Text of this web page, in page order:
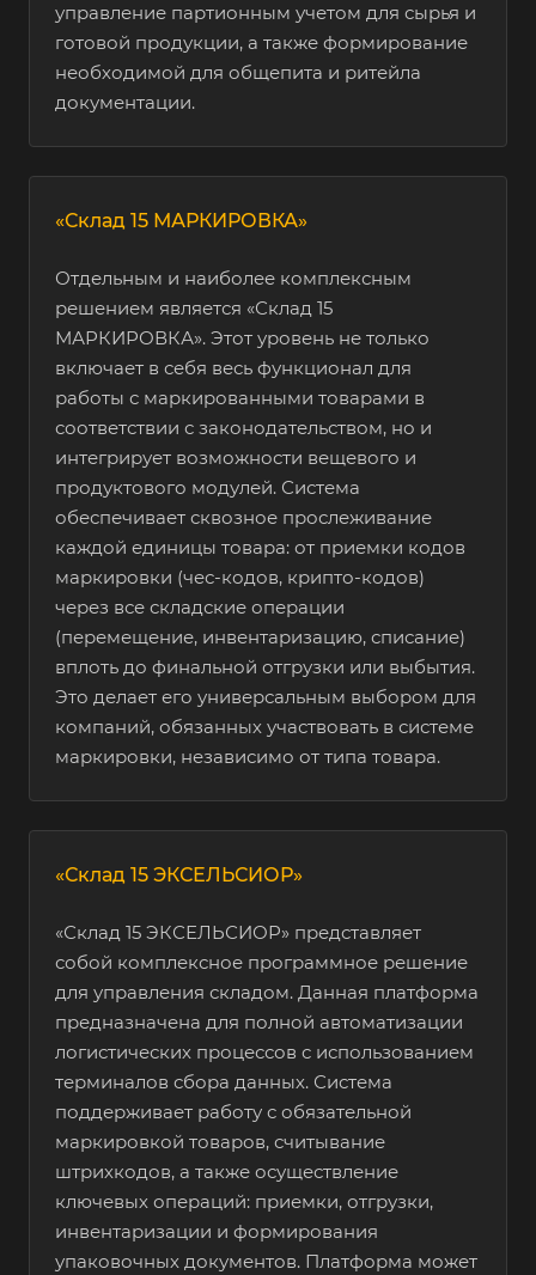
управление партионным учетом для сырья и
готовой продукции, а также формирование
необходимой для общепита и ритейла
документации.
«Склад 15 МАРКИРОВКА»
Отдельным и наиболее комплексным
решением является «Склад 15
МАРКИРОВКА». Этот уровень не только
включает в себя весь функционал для
работы с маркированными товарами в
соответствии с законодательством, но и
интегрирует возможности вещевого и
продуктового модулей. Система
обеспечивает сквозное прослеживание
каждой единицы товара: от приемки кодов
маркировки (чес-кодов, крипто-кодов)
через все складские операции
(перемещение, инвентаризацию, списание)
вплоть до финальной отгрузки или выбытия.
Это делает его универсальным выбором для
компаний, обязанных участвовать в системе
маркировки, независимо от типа товара.
«Склад 15 ЭКСЕЛЬСИОР»
«Склад 15 ЭКСЕЛЬСИОР» представляет
собой комплексное программное решение
для управления складом. Данная платформа
предназначена для полной автоматизации
логистических процессов с использованием
терминалов сбора данных. Система
поддерживает работу с обязательной
маркировкой товаров, считывание
штрихкодов, а также осуществление
ключевых операций: приемки, отгрузки,
инвентаризации и формирования
упаковочных документов. Платформа может